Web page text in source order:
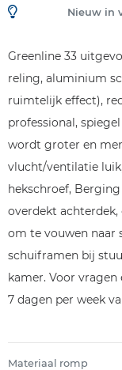
Nieuw in
Greenline 33
reling, aluminium
ruimtelijk effect),
professional,
wordt groter en
vlucht/ventilatie
hekschroef,
overdekt
om te vouwen naar
schuiframen bij
kamer. Voor vragen
7 dagen per week
Materiaal romp